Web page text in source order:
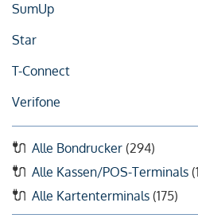
SumUp
Star
T-Connect
Verifone
Alle Bondrucker (294)
Alle Kassen/POS-Terminals
Alle Kartenterminals (175)